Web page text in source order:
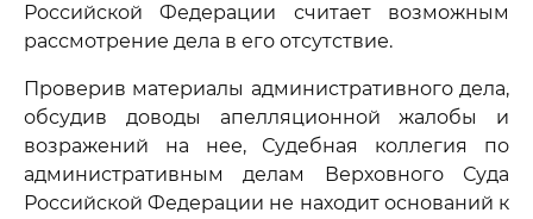
Российской Федерации считает возможным
рассмотрение дела в его отсутствие.
Проверив материалы административного дела,
обсудив доводы апелляционной жалобы и
возражений на нее, Судебная коллегия по
административным делам Верховного Суда
Российской Федерации не находит оснований к